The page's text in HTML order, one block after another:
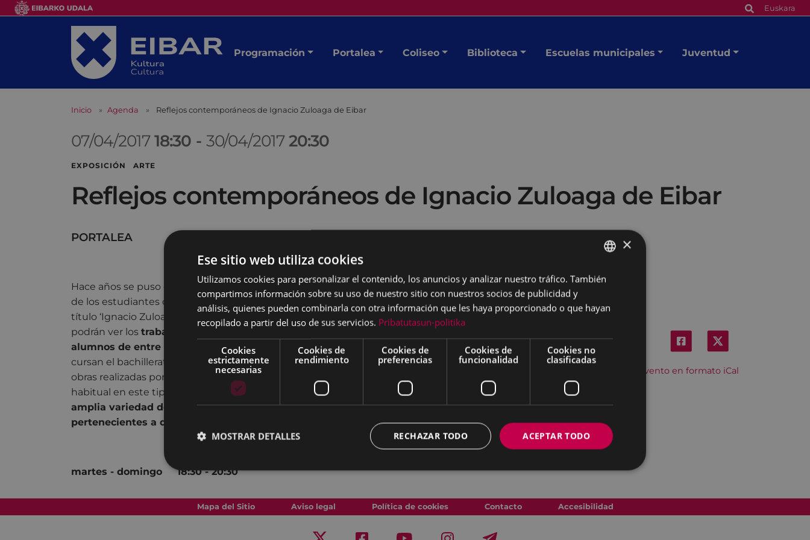
Euskara
Programación Portalea Coliseo Biblioteca Escuelas municipales Juventud
Inicio Agenda Reflejos contemporáneos de Ignacio Zuloaga de Eibar
07/04/201718:30 - 30/04/201720:30
EXPOSICIÓN ARTE
Reflejos contemporáneos de Ignacio Zuloaga de Eibar
PORTALEA
Descargar el evento en formato iCal
Hace años se puso en marcha la apuesta de exponer los trabajos
de los estudiantes del I
nstituto Ignacio Zuloaga
, que lleva por
título ‘Ignacio Zuloaga Instítutuaren Egungo Islak’. En concreto, se
podrán ver los trabajos artísticos de alrededor de 45 alumnas y
alumnos de entre 16 y 19 años de edad.
La mayoría de ellos
cursan el bachillerato artístico, pero la muestra también da cabida a
obras realizadas por alumnos del resto de bachilleratos. Como es
habitual en este tipo de muestras colectivas, se podrá ver una
amplia variedad de obras, con distintos estilos y
pertenecientes a diferentes disciplinas artísticas.
martes - domingo 18:30 - 20:30
Mapa del Sitio Aviso legal Política de cookies Contacto Accesibilidad
BASQUE
×
Ese sitio web utiliza cookies
Utilizamos cookies para personalizar el contenido, los anuncios y analizar nuestro tráfico. También
compartimos información sobre su uso de nuestro sitio con nuestros socios de publicidad y
análisis, quienes pueden combinarla con otra información que les haya proporcionado o que hayan
recopilado a partir del uso de sus servicios. Pribatutasun-politika
Cookies
estrictamente
necesarias
Cookies de
rendimiento
Cookies de
preferencias
Cookies de
funcionalidad
Cookies no
clasificadas
ACEPTAR TODO
RECHAZAR TODO
MOSTRAR DETALLES